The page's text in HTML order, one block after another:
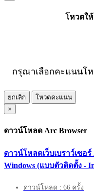
โหวตใ
กรุณาเลือกคะแนนโ
ยกเลิก
โหวตคะแนน
×
ดาวน์โหลด Arc Browser
ดาวน์โหลดเว็บเบราว์เซอ
Windows (แบบตัวติดตั้ง -
ดาวน์โหลด : 66 ครั้ง